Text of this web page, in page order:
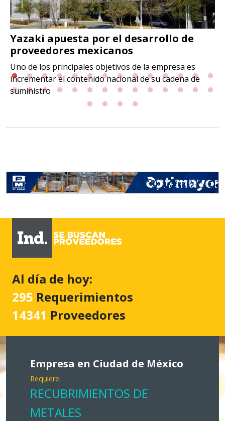
Yazaki apuesta por el desarrollo de
proveedores mexicanos
Uno de los principales objetivos de la empresa es
incrementar el contenido nacional de su cadena de
suministro
Al día de hoy:
295 Requerimientos
14341 Proveedores
Empresa en Ciudad de México
Requiere:
RECUBRIMIENTOS DE
METALES